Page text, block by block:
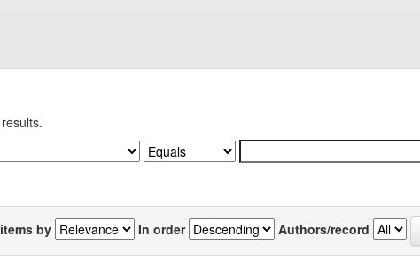
by In order Authors/record